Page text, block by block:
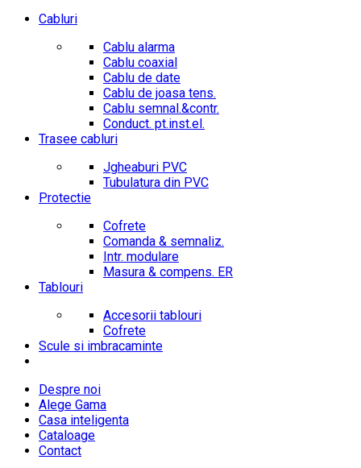
Cabluri
Cablu alarma
Cablu coaxial
Cablu de date
Cablu de joasa tens.
Cablu semnal.&contr.
Conduct. pt.inst.el.
Trasee cabluri
Jgheaburi PVC
Tubulatura din PVC
Protectie
Cofrete
Comanda & semnaliz.
Intr. modulare
Masura & compens. ER
Tablouri
Accesorii tablouri
Cofrete
Scule si imbracaminte
Despre noi
Alege Gama
Casa inteligenta
Cataloage
Contact